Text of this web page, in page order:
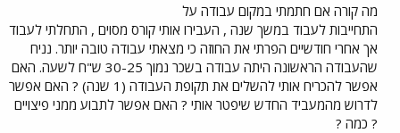
מה קורה אם חתמתי במקום עבודה על
התחייבות לעבוד במשך שנה , העבירו אותי קורס מסוים , התחלתי לעבוד
אך אחרי חודשיים הפרתי את החוזה כי מצאתי עבודה טובה יותר. נניח
שהעבודה הראשונה היתה עבודה בשכר נמוך 30-25 ש"ח לשעה. האם
אפשר להכריח אותי להשלים את תקופת העבודה (1 שנה) ? האם אפשר
לדרוש מהמעביד החדש שיפטר אותי ? האם אפשר לתבוע ממני פיצויים
? כמה ?